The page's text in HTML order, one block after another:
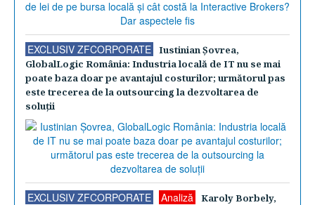
EXCLUSIV ZFCORPORATE
Iustinian Şovrea,
GlobalLogic România: Industria locală de IT nu se mai
poate baza doar pe avantajul costurilor; următorul pas
este trecerea de la outsourcing la dezvoltarea de
soluţii
EXCLUSIV ZFCORPORATE Analiză
Karoly Borbely,